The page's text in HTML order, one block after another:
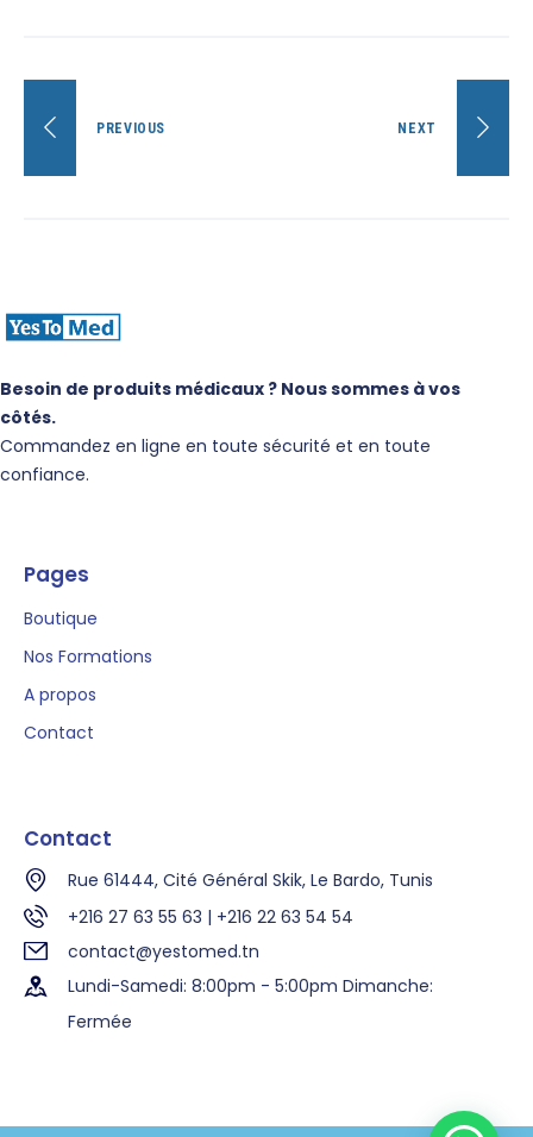
PREVIOUS NEXT
Besoin de produits médicaux ? Nous sommes à vos
côtés.
Commandez en ligne en toute sécurité et en toute
confiance.
Pages
Boutique
Nos Formations
A propos
Contact
Contact
Rue 61444, Cité Général Skik, Le Bardo, Tunis
+216 27 63 55 63 | +216 22 63 54 54
contact@yestomed.tn
Lundi-Samedi: 8:00pm - 5:00pm Dimanche:
Fermée